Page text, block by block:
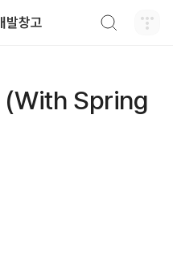
발창고
(With Spring